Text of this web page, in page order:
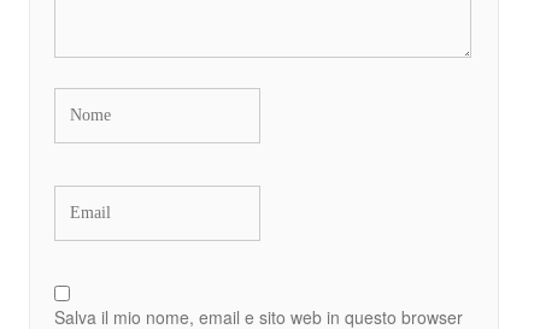
Salva il mio nome, email e sito web in questo browser